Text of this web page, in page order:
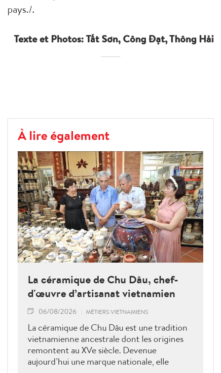
pays./.
Texte et Photos: Tất Sơn, Công Đạt, Thông Hải
À lire également
La céramique de Chu Dâu, chef-
d'œuvre d’artisanat vietnamien
06/08/2026 MÉTIERS VIETNAMIENS
La céramique de Chu Dâu est une tradition
vietnamienne ancestrale dont les origines
remontent au XVe siècle. Devenue
aujourd’hui une marque nationale, elle